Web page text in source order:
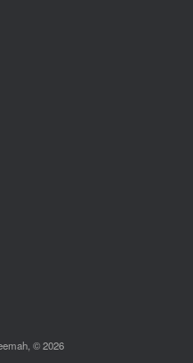
© 2026